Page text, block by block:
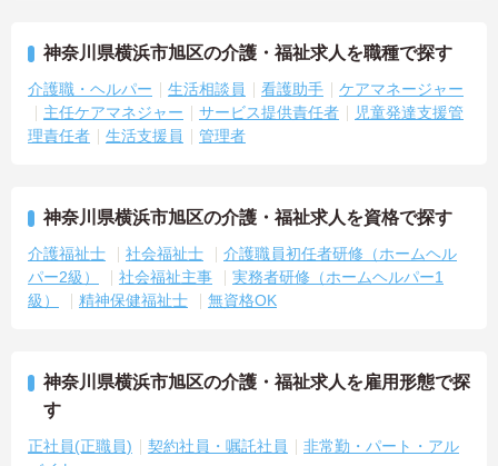
神奈川県横浜市旭区の介護・福祉求人を職種で探す
介護職・ヘルパー 生活相談員 看護助手
ケアマネージャー
主任ケアマネジャー
サービス提供責任者
児童発達支援管
理責任者
生活支援員 管理者
神奈川県横浜市旭区の介護・福祉求人を資格で探す
介護福祉士 社会福祉士
介護職員初任者研修（ホームヘル
パー2級）
社会福祉主事
実務者研修（ホームヘルパー1
級）
精神保健福祉士 無資格OK
神奈川県横浜市旭区の介護・福祉求人を雇用形態で探
す
正社員(正職員) 契約社員・嘱託社員
非常勤・パート・アル